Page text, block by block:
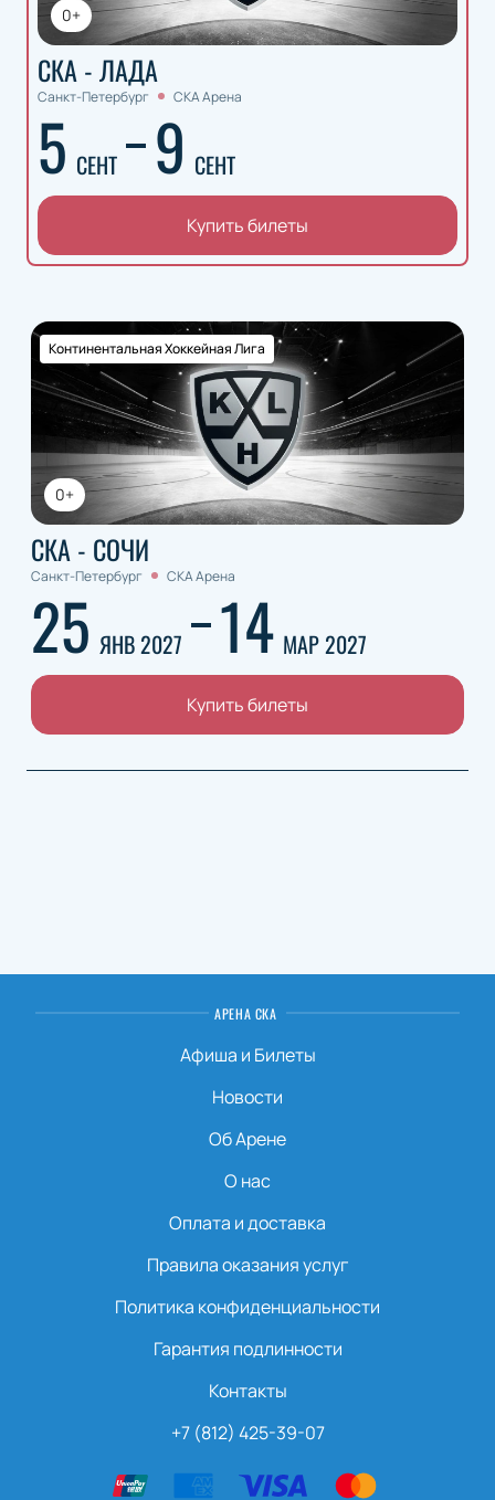
0+
СКА - ЛАДА
Санкт-Петербург СКА Арена
5 СЕНТ 9 СЕНТ
Купить билеты
0+
Континентальная Хоккейная Лига
СКА - СОЧИ
Санкт-Петербург СКА Арена
25 ЯНВ 2027 14 МАР 2027
Купить билеты
АРЕНА СКА
Афиша и Билеты
Новости
Об Арене
О нас
Оплата и доставка
Правила оказания услуг
Политика конфиденциальности
Гарантия подлинности
Контакты
+7 (812) 425-39-07